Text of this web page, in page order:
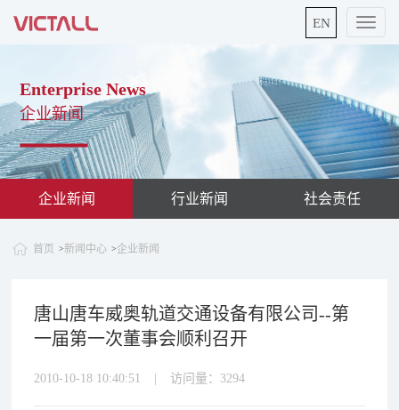
切
换
EN
Enterprise News
企业新闻
企业新闻 行业新闻 社会责任
首页 >新闻中心 >企业新闻
唐山唐车威奥轨道交通设备有限公司--第
一届第一次董事会顺利召开
2010-10-18 10:40:51 | 访问量： 3294